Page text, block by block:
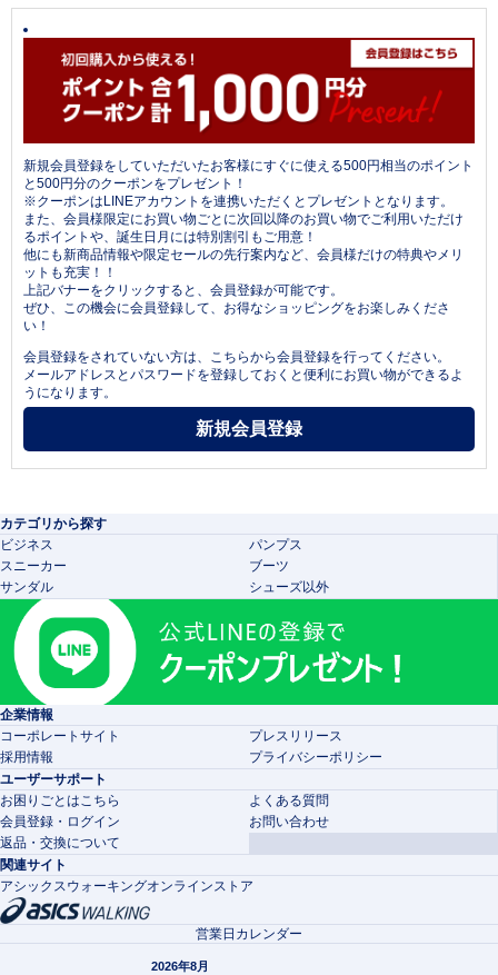
新規会員登録をしていただいたお客様にすぐに使える500円相当のポイント
と500円分のクーポンをプレゼント！
※クーポンはLINEアカウントを連携いただくとプレゼントとなります。
また、会員様限定にお買い物ごとに次回以降のお買い物でご利用いただけ
るポイントや、誕生日月には特別割引もご用意！
他にも新商品情報や限定セールの先行案内など、会員様だけの特典やメリ
ットも充実！！
上記バナーをクリックすると、会員登録が可能です。
ぜひ、この機会に会員登録して、お得なショッピングをお楽しみくださ
い！
会員登録をされていない方は、こちらから会員登録を行ってください。
メールアドレスとパスワードを登録しておくと便利にお買い物ができるよ
うになります。
カテゴリから探す
ビジネス
パンプス
スニーカー
ブーツ
サンダル
シューズ以外
企業情報
コーポレートサイト
プレスリリース
採用情報
プライバシーポリシー
ユーザーサポート
お困りごとはこちら
よくある質問
会員登録・ログイン
お問い合わせ
返品・交換について
関連サイト
アシックスウォーキングオンラインストア
営業日カレンダー
2026年8月